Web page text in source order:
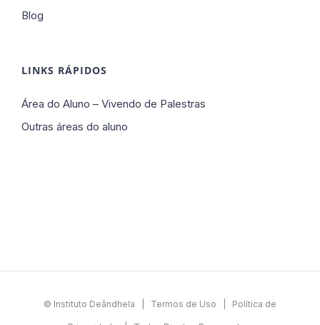
Blog
LINKS RÁPIDOS
Área do Aluno – Vivendo de Palestras
Outras áreas do aluno
© Instituto Deândhela | Termos de Uso Política de